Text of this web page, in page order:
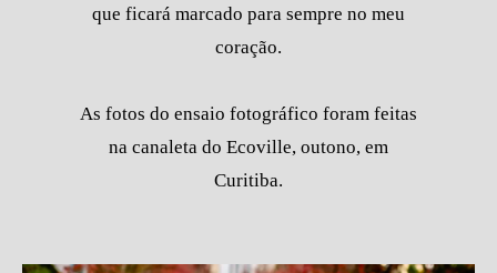
que ficará marcado para sempre no meu
coração.
As fotos do ensaio fotográfico foram feitas
na canaleta do Ecoville, outono, em
Curitiba.